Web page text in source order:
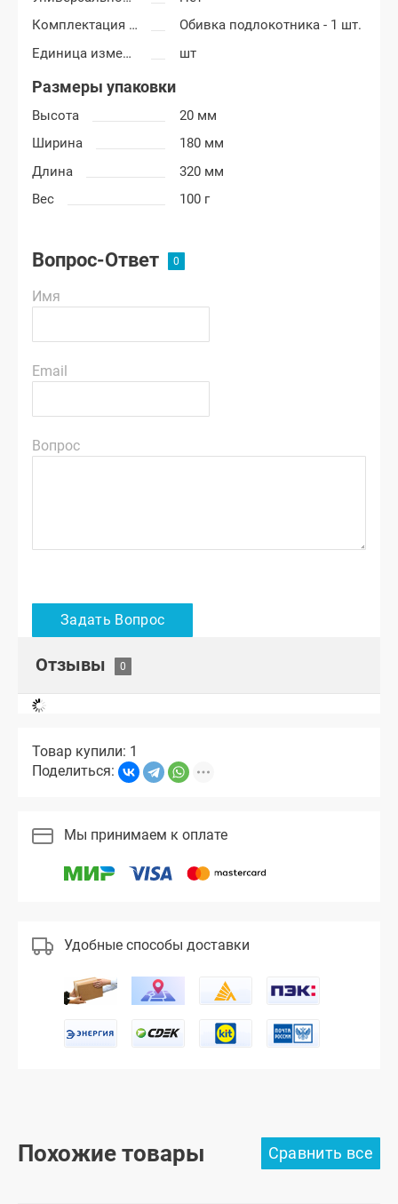
Комплектация подлокотника
Обивка подлокотника - 1 шт.
Единица измерения
шт
Размеры упаковки
Высота
20 мм
Ширина
180 мм
Длина
320 мм
Вес
100 г
Вопрос-Ответ
Имя
Email
Вопрос
Отзывы
Товар купили: 1
Поделиться:
Мы принимаем к оплате
Удобные способы доставки
Похожие товары